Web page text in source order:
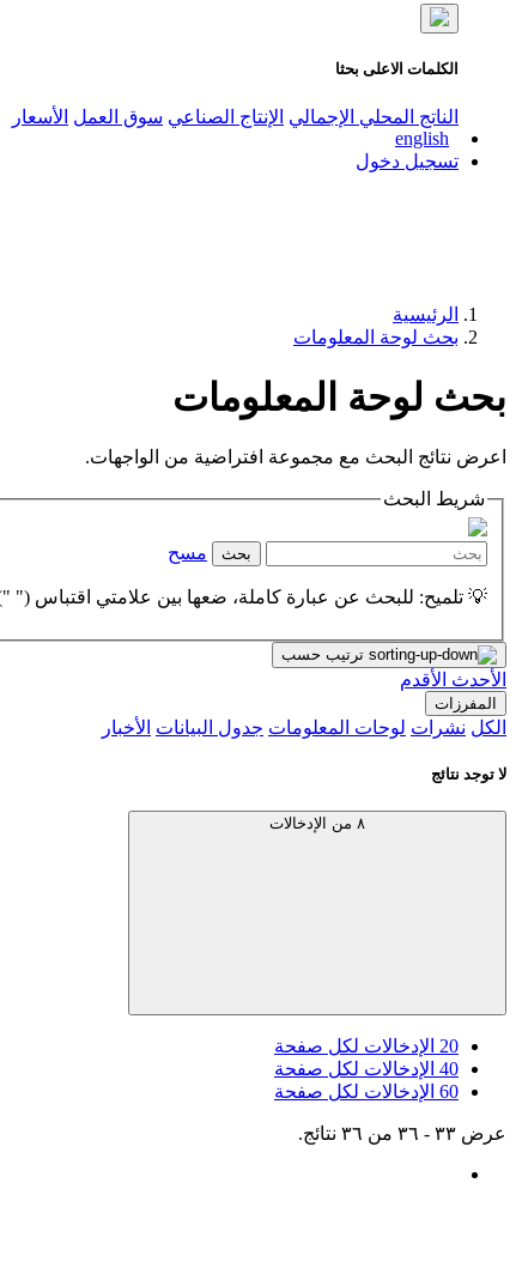
الكلمات الاعلى بحثا
الناتج المحلي الإجمالي الإنتاج الصناعي سوق العمل الأسعار
english
تسجيل دخول
الرئيسية
بحث لوحة المعلومات
بحث لوحة المعلومات
اعرض نتائج البحث مع مجموعة افتراضية من الواجهات.
شريط البحث
بحث مسح
💡 تلميح: للبحث عن عبارة كاملة، ضعها بين علامتي اقتباس ("
ترتيب حسب
الأحدث الأقدم
المفرزات
الكل نشرات لوحات المعلومات جدول البيانات الأخبار
لا توجد نتائج
٨ من الإدخالات
20 الإدخالات لكل صفحة
40 الإدخالات لكل صفحة
60 الإدخالات لكل صفحة
عرض ٣٣ - ٣٦ من ٣٦ نتائج.